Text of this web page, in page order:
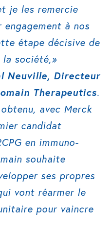
je les remercie
à nos
étape décisive de
la société,»
Neuville, Directeur
Therapeutics.
avec Merck
candidat
en immuno-
souhaite
ses propres
vont réarmer le
pour vaincre